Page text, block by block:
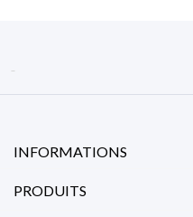

INFORMATIONS
PRODUITS